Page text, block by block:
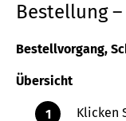
Bestellung
Bestellvorgang,
Übersicht
Klicken